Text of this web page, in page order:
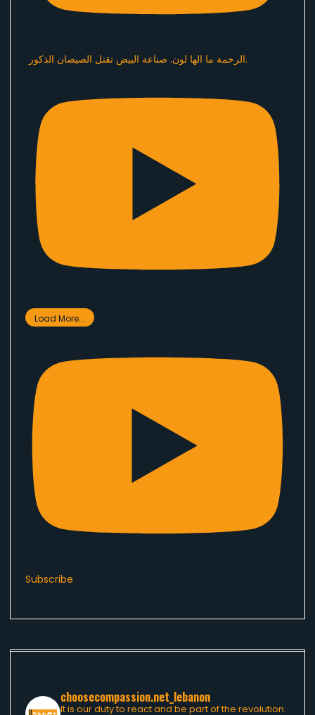
الرحمة ما الها لون. صناعة البيض تقتل الصيصان الذكور.
Load More...
Subscribe
choosecompassion.net_lebanon
It is our duty to react and be part of the revolution.